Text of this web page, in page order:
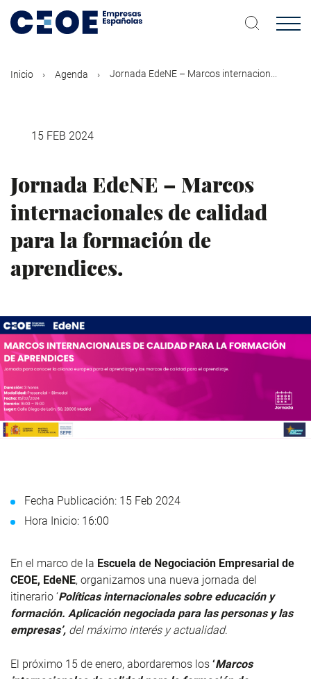
contenido
Inicio Agenda Jornada EdeNE – Marcos internacion...
15 FEB 2024
Jornada EdeNE – Marcos
internacionales de calidad
para la formación de
aprendices.
Fecha Publicación: 15 Feb 2024
Hora Inicio: 16:00
En el marco de la Escuela de Negociación Empresarial de
CEOE, EdeNE, organizamos una nueva jornada del
itinerario ‘Políticas internacionales sobre educación y
formación. Aplicación negociada para las personas y las
empresas’, del máximo interés y actualidad.
El próximo 15 de enero, abordaremos los ‘Marcos